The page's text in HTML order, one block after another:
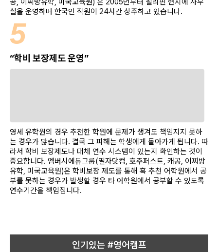
실을 운영하며 한국인 직원이 24시간 상주하고 있습니다.
5
“학비 보장제도 운영”
영세 유학원의 경우 추천한 학원에 문제가 생겨도 책임지지 못하
는 경우가 많습니다. 결국 그 피해는 학생에게 돌아가게 됩니다. 따
라서 학비 보장제도나 대체 연수 시스템이 있는지 확인하는 것이
중요합니다. 엠버시에듀그룹(필자닷컴, 호주퍼스트, 캐공, 이찌방
유학, 미국교육원)은 학비보장 제도를 통해 혹 추천 어학원에서 공
부를 못하는 경우가 발생할 경우 타 어학원에서 공부할 수 있도록
연수기간을 책임집니다.
인기있는 #영어캠프